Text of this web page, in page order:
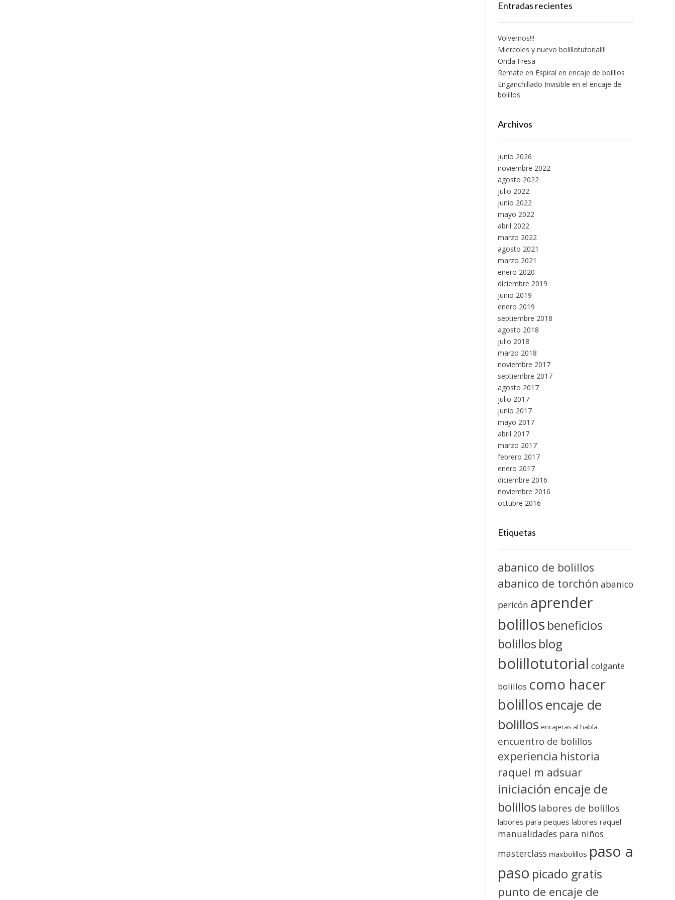
Entradas recientes
Volvemos!!!
Miercoles y nuevo bolillotutorial!!!
Onda Fresa
Remate en Espiral en encaje de bolillos
Enganchillado Invisible en el encaje de
bolillos
Archivos
junio 2026
noviembre 2022
agosto 2022
julio 2022
junio 2022
mayo 2022
abril 2022
marzo 2022
agosto 2021
marzo 2021
enero 2020
diciembre 2019
junio 2019
enero 2019
septiembre 2018
agosto 2018
julio 2018
marzo 2018
noviembre 2017
septiembre 2017
agosto 2017
julio 2017
junio 2017
mayo 2017
abril 2017
marzo 2017
febrero 2017
enero 2017
diciembre 2016
noviembre 2016
octubre 2016
Etiquetas
abanico de bolillos
abanico de torchón abanico
pericón aprender
bolillos beneficios
bolillos blog
bolillotutorial colgante
bolillos como hacer
bolillosencaje de
bolillos encajeras al habla
encuentro de bolillos
experiencia historia
raquel m adsuar
iniciación encaje de
bolillos labores de bolillos
labores para peques labores raquel
manualidades para niños
masterclass maxbolillos paso a
paso picado gratis
punto de encaje de